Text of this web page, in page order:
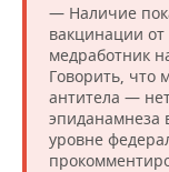
— Наличие
вакцинации
медработник
Говорить, что
антитела —
эпиданамнеза
уровне